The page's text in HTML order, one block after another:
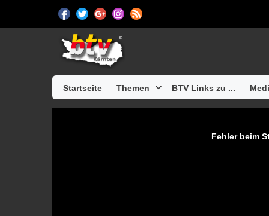
Startseite Themen BTV Links zu ...
Fehler beim